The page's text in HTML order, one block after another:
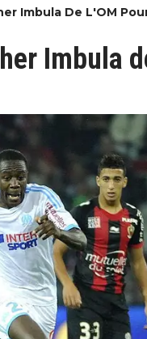
Imbula De L'OM
Imbula